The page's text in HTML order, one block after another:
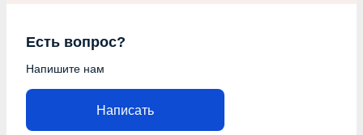
Есть вопрос?
Напишите нам
Написать